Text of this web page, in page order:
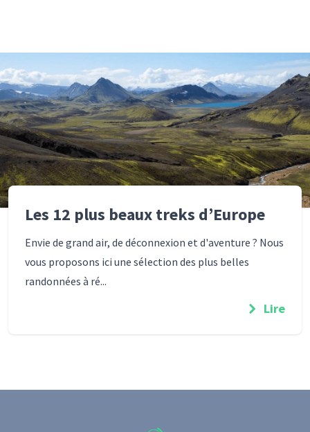
Les 12 plus beaux treks d’Europe
Envie de grand air, de déconnexion et d'aventure ? Nous
vous proposons ici une sélection des plus belles
randonnées à ré...
Lire